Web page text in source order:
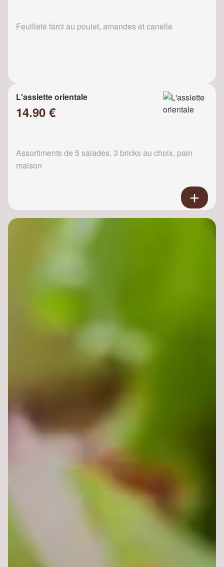
Feuilleté farci au poulet, amandes et canelle
L'assiette orientale
14.90 €
Assortiments de 5 salades, 3 bricks au choix, pain
maison